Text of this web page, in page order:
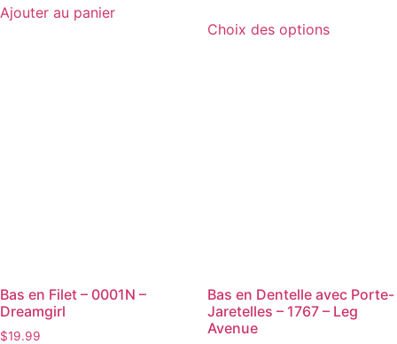
Ajouter au panier
Choix des options
Bas en Filet – 0001N –
Dreamgirl
$19.99
Bas en Dentelle avec Porte-
Jaretelles – 1767 – Leg
Avenue